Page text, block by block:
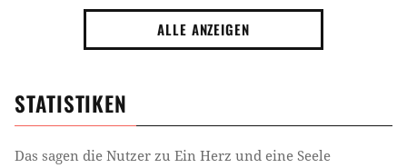
ALLE ANZEIGEN
STATISTIKEN
Das sagen die Nutzer zu Ein Herz und eine Seele